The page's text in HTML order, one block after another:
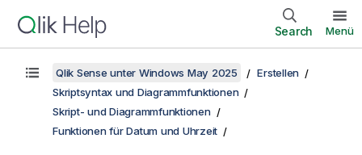
Search Menü
Qlik Sense unter Windows May 2025
Erstellen
Skriptsyntax und Diagrammfunktionen
Skript- und Diagrammfunktionen
Funktionen für Datum und Uhrzeit